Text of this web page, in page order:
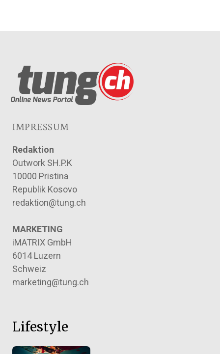
IMPRESSUM
Redaktion
Outwork SH.P.K
10000 Pristina
Republik Kosovo
redaktion@tung.ch
MARKETING
iMATRIX GmbH
6014 Luzern
Schweiz
marketing@tung.ch
Lifestyle